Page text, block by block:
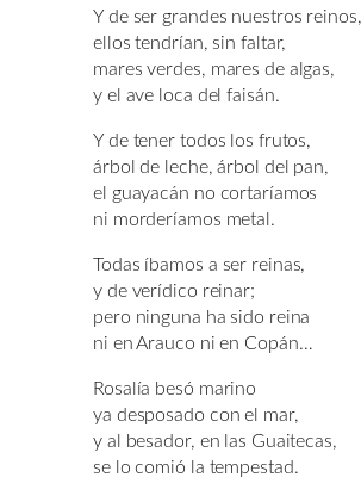
Y de ser grandes nuestros reinos,
ellos tendrían, sin faltar,
mares verdes, mares de algas,
y el ave loca del faisán.
Y de tener todos los frutos,
árbol de leche, árbol del pan,
el guayacán no cortaríamos
ni morderíamos metal.
Todas íbamos a ser reinas,
y de verídico reinar;
pero ninguna ha sido reina
ni en Arauco ni en Copán…
Rosalía besó marino
ya desposado con el mar,
y al besador, en las Guaitecas,
se lo comió la tempestad.